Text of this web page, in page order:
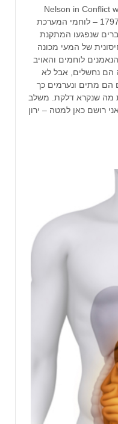
Nelson in Conflict
1797 Richard Westall (1765–1836) – לוחמי המערכת
שנפגעו המתקנת
של המעי מכונה
לוחמים והאויב
הם נחשלים, אבל לא
הם מתים ונערמים כך
מה שנקרא דלקת. משלב
רושם כאן למטה – ירון